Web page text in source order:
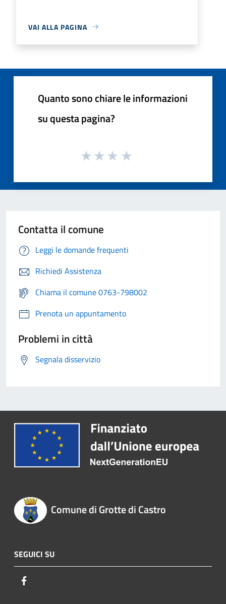
VAI ALLA PAGINA
Quanto sono chiare le informazioni
su questa pagina?
Contatta il comune
Leggi le domande frequenti
Richiedi Assistenza
Chiama il comune 0763-798002
Prenota un appuntamento
Problemi in città
Segnala disservizio
Comune di Grotte di Castro
SEGUICI SU